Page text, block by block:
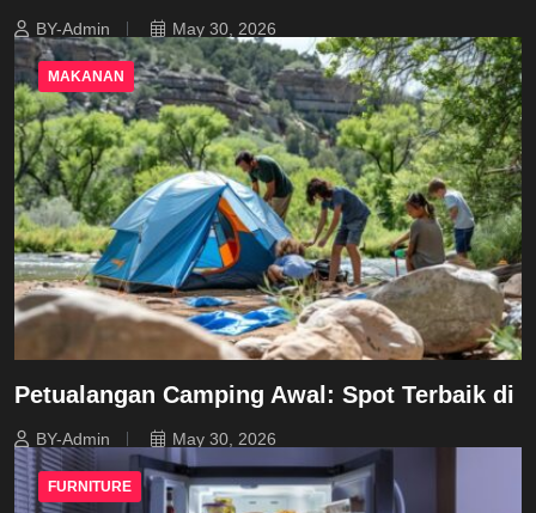
BY-Admin May 30, 2026
MAKANAN
Petualangan Camping Awal: Spot Terbaik di
BY-Admin May 30, 2026
FURNITURE